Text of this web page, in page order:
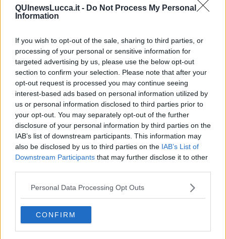
QUInewsLucca.it - Do Not Process My Personal
Information
If you wish to opt-out of the sale, sharing to third parties, or
processing of your personal or sensitive information for
targeted advertising by us, please use the below opt-out
section to confirm your selection. Please note that after your
opt-out request is processed you may continue seeing
interest-based ads based on personal information utilized by
us or personal information disclosed to third parties prior to
your opt-out. You may separately opt-out of the further
disclosure of your personal information by third parties on the
IAB’s list of downstream participants. This information may
also be disclosed by us to third parties on the IAB’s List of
Downstream Participants that may further disclose it to other
Personal Data Processing Opt Outs
CONFIRM
Ingredienti:
200 gr di farina 1 macinata a pietra
100 gr di yogurt intero bio
100 gr di zucchero integrale di canna (quello scuro che ha un
retrogusto di liquirizia)
230 ml (un bicchiere) di latte parzialmente scremato
3 uova intere
1 bustina di lievito vanigliato
1 goccia di aroma di vaniglia bio
Preparazione:
la prima cosa da fare è accendere il forno a 180 ° in modo
tale che sia già a temperatura quando infornerete il dolce.
In una ciotola capiente mettete la farina con il lievito e lo
zucchero e mescolate con una frusta, poi aggiungere il cocco
e continuate a mescolare; a questo punto aggiungere i
liquidi: le uova, lo yogurt e il latte, mescolate bene (io uso la
planetaria, ma va benissimo la frusta elettrica) l’obbiettivo è
(io uso quello naturale, è molto intenso).
Foderate con la carta forno una teglia con bordo apribile di
22 cm di diametro, versate il composto, distribuitelo bene